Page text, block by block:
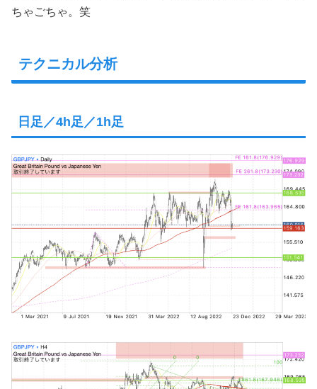
ちゃごちゃ。笑
テクニカル分析
日足／4h足／1h足